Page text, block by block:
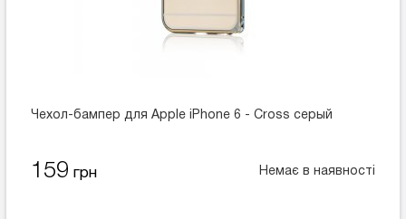
Чехол-бампер для Apple iPhone 6 - Cross серый
159 грн Немає в наявності